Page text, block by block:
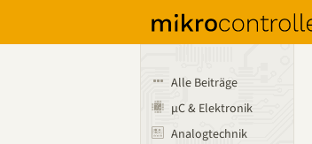
Alle Beiträge
µC & Elektronik
Analogtechnik